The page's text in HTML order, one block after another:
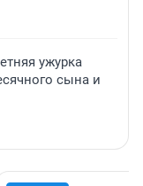
ужурка
сына и